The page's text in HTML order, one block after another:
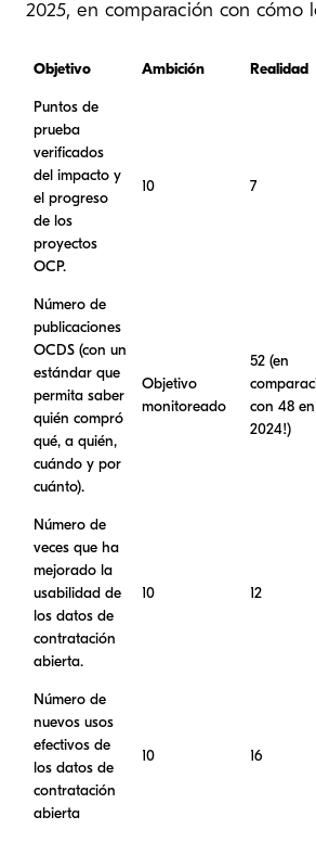
2025, en comparación con cómo
Objetivo Ambición Realidad
Puntos de
prueba
verificados
del impacto y
el progreso
de los
proyectos
OCP.
10 7
Número de
publicaciones
OCDS (con un
estándar que
permita saber
quién compró
qué, a quién,
cuándo y por
cuánto).
Objetivo
monitoreado
52 (en
con 48 en
2024!)
Número de
veces que ha
mejorado la
usabilidad de
los datos de
contratación
abierta.
10 12
Número de
nuevos usos
efectivos de
los datos de
contratación
abierta
10 16